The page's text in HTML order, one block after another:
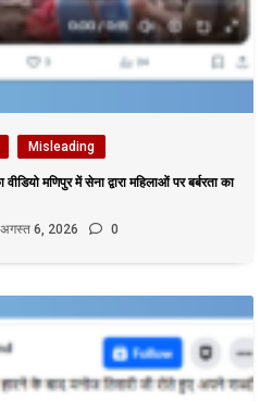
Misleading
मणिपुर में सेना द्वारा महिलाओं पर बर्बरता का
अगस्त 6, 2026 0